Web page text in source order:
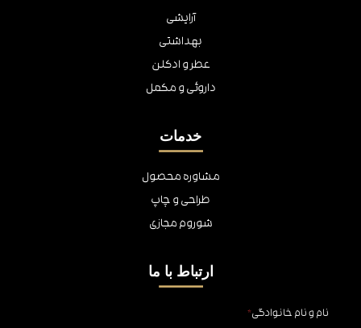
آرایشی
بهداشتی
عطر و ادکلن
داروئی و مکمل
خدمات
مشاوره محصول
طراحی و چاپ
شوروم مجازی
ارتباط با ما
نام و نام خانوادگی*